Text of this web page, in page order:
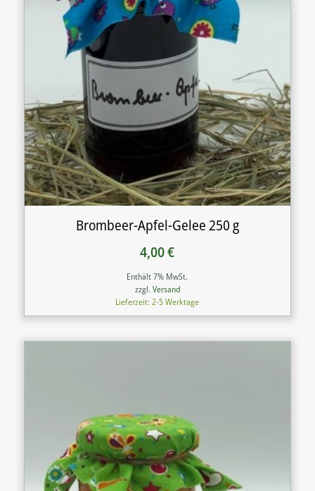
Brombeer-Apfel-Gelee 250 g
4,00€
Enthält 7% MwSt.
zzgl. Versand
Lieferzeit: 2-5 Werktage